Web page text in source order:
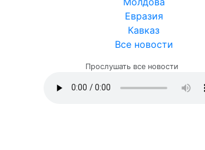
Евразия
Кавказ
Все новости
Прослушать все новости